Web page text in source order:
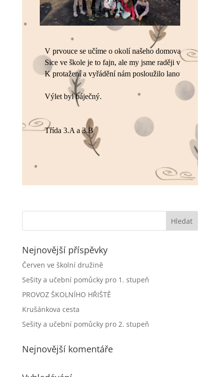
V prvouce se učíme o okolí našeho domova.
Sice ve škole je to fajn, ale my jsme raději využili
Výlet byl báječný.
Třída 3.A a 3.B
Nejnovější příspěvky
Červen ve školní družině
Sešity a učební pomůcky pro 1. stupeň
PROVOZ ŠKOLNÍHO HŘIŠTĚ
Krušánkova cesta
Sešity a učební pomůcky pro 2. stupeň
Nejnovější komentáře